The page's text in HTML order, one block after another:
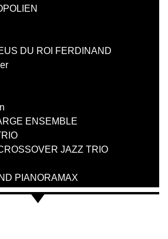
DU ROI FERDINAND
ENSEMBLE
JAZZ TRIO
PIANORAMAX